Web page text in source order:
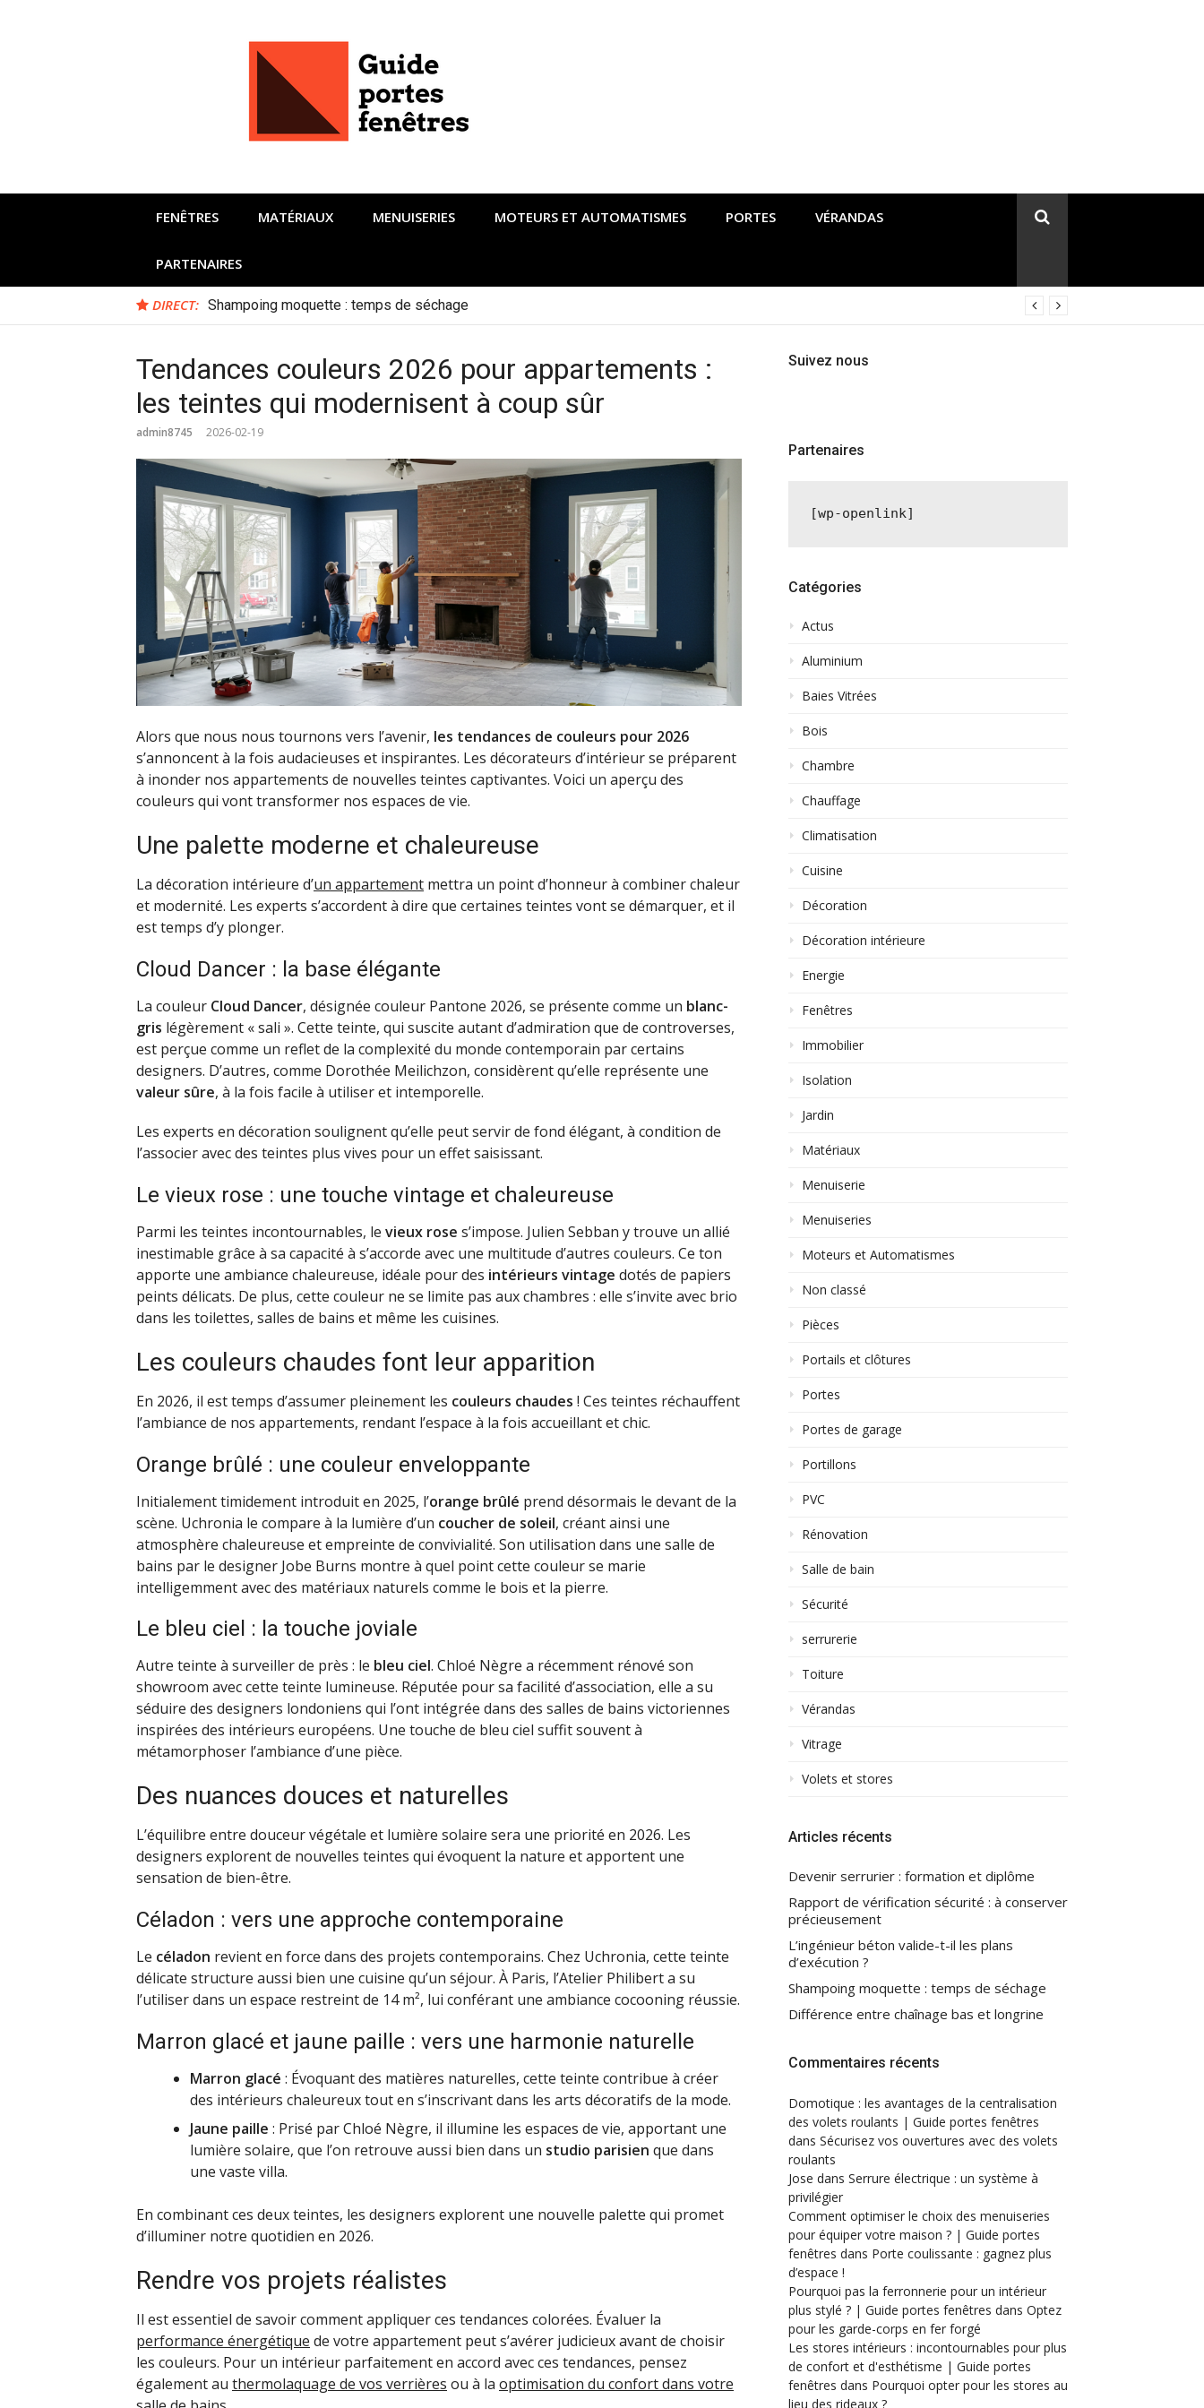
FENÊTRES MATÉRIAUX MENUISERIES MOTEURS ET AUTOMATISMES PORTES VÉRANDAS
PARTENAIRES
DIRECT: Shampoing moquette : temps de séchage
Tendances couleurs 2026 pour appartements :
les teintes qui modernisent à coup sûr
admin8745 2026-02-19
Alors que nous nous tournons vers l’avenir, les tendances de couleurs pour 2026
s’annoncent à la fois audacieuses et inspirantes. Les décorateurs d’intérieur se préparent
à inonder nos appartements de nouvelles teintes captivantes. Voici un aperçu des
couleurs qui vont transformer nos espaces de vie.
Une palette moderne et chaleureuse
La décoration intérieure d’un appartement mettra un point d’honneur à combiner chaleur
et modernité. Les experts s’accordent à dire que certaines teintes vont se démarquer, et il
est temps d’y plonger.
Cloud Dancer : la base élégante
La couleur Cloud Dancer, désignée couleur Pantone 2026, se présente comme un blanc-
gris légèrement « sali ». Cette teinte, qui suscite autant d’admiration que de controverses,
est perçue comme un reflet de la complexité du monde contemporain par certains
designers. D’autres, comme Dorothée Meilichzon, considèrent qu’elle représente une
valeur sûre, à la fois facile à utiliser et intemporelle.
Les experts en décoration soulignent qu’elle peut servir de fond élégant, à condition de
l’associer avec des teintes plus vives pour un effet saisissant.
Le vieux rose : une touche vintage et chaleureuse
Parmi les teintes incontournables, le vieux rose s’impose. Julien Sebban y trouve un allié
inestimable grâce à sa capacité à s’accorde avec une multitude d’autres couleurs. Ce ton
apporte une ambiance chaleureuse, idéale pour des intérieurs vintage dotés de papiers
peints délicats. De plus, cette couleur ne se limite pas aux chambres : elle s’invite avec brio
dans les toilettes, salles de bains et même les cuisines.
Les couleurs chaudes font leur apparition
En 2026, il est temps d’assumer pleinement les couleurs chaudes ! Ces teintes réchauffent
l’ambiance de nos appartements, rendant l’espace à la fois accueillant et chic.
Orange brûlé : une couleur enveloppante
Initialement timidement introduit en 2025, l’orange brûlé prend désormais le devant de la
scène. Uchronia le compare à la lumière d’un coucher de soleil, créant ainsi une
atmosphère chaleureuse et empreinte de convivialité. Son utilisation dans une salle de
bains par le designer Jobe Burns montre à quel point cette couleur se marie
intelligemment avec des matériaux naturels comme le bois et la pierre.
Le bleu ciel : la touche joviale
Autre teinte à surveiller de près : le bleu ciel. Chloé Nègre a récemment rénové son
showroom avec cette teinte lumineuse. Réputée pour sa facilité d’association, elle a su
séduire des designers londoniens qui l’ont intégrée dans des salles de bains victoriennes
inspirées des intérieurs européens. Une touche de bleu ciel suffit souvent à
métamorphoser l’ambiance d’une pièce.
Des nuances douces et naturelles
L’équilibre entre douceur végétale et lumière solaire sera une priorité en 2026. Les
designers explorent de nouvelles teintes qui évoquent la nature et apportent une
sensation de bien-être.
Céladon : vers une approche contemporaine
Le céladon revient en force dans des projets contemporains. Chez Uchronia, cette teinte
délicate structure aussi bien une cuisine qu’un séjour. À Paris, l’Atelier Philibert a su
l’utiliser dans un espace restreint de 14 m², lui conférant une ambiance cocooning réussie.
Marron glacé et jaune paille : vers une harmonie naturelle
Marron glacé : Évoquant des matières naturelles, cette teinte contribue à créer
des intérieurs chaleureux tout en s’inscrivant dans les arts décoratifs de la mode.
Jaune paille : Prisé par Chloé Nègre, il illumine les espaces de vie, apportant une
lumière solaire, que l’on retrouve aussi bien dans un studio parisien que dans
une vaste villa.
En combinant ces deux teintes, les designers explorent une nouvelle palette qui promet
d’illuminer notre quotidien en 2026.
Rendre vos projets réalistes
Il est essentiel de savoir comment appliquer ces tendances colorées. Évaluer la
performance énergétique de votre appartement peut s’avérer judicieux avant de choisir
les couleurs. Pour un intérieur parfaitement en accord avec ces tendances, pensez
également au thermolaquage de vos verrières ou à la optimisation du confort dans votre
Suivez nous
Partenaires
[wp-openlink]
Catégories
Actus
Aluminium
Baies Vitrées
Bois
Chambre
Chauffage
Climatisation
Cuisine
Décoration
Décoration intérieure
Energie
Fenêtres
Immobilier
Isolation
Jardin
Matériaux
Menuiserie
Menuiseries
Moteurs et Automatismes
Non classé
Pièces
Portails et clôtures
Portes
Portes de garage
Portillons
PVC
Rénovation
Salle de bain
Sécurité
serrurerie
Toiture
Vérandas
Vitrage
Volets et stores
Articles récents
Devenir serrurier : formation et diplôme
Rapport de vérification sécurité : à conserver
précieusement
L’ingénieur béton valide-t-il les plans
d’exécution ?
Shampoing moquette : temps de séchage
Différence entre chaînage bas et longrine
Commentaires récents
Domotique : les avantages de la centralisation
des volets roulants | Guide portes fenêtres
dans Sécurisez vos ouvertures avec des volets
roulants
Jose dans Serrure électrique : un système à
privilégier
Comment optimiser le choix des menuiseries
pour équiper votre maison ? | Guide portes
fenêtres dans Porte coulissante : gagnez plus
d’espace !
Pourquoi pas la ferronnerie pour un intérieur
plus stylé ? | Guide portes fenêtres dans Optez
pour les garde-corps en fer forgé
Les stores intérieurs : incontournables pour plus
de confort et d'esthétisme | Guide portes
fenêtres dans Pourquoi opter pour les stores au
lieu des rideaux ?